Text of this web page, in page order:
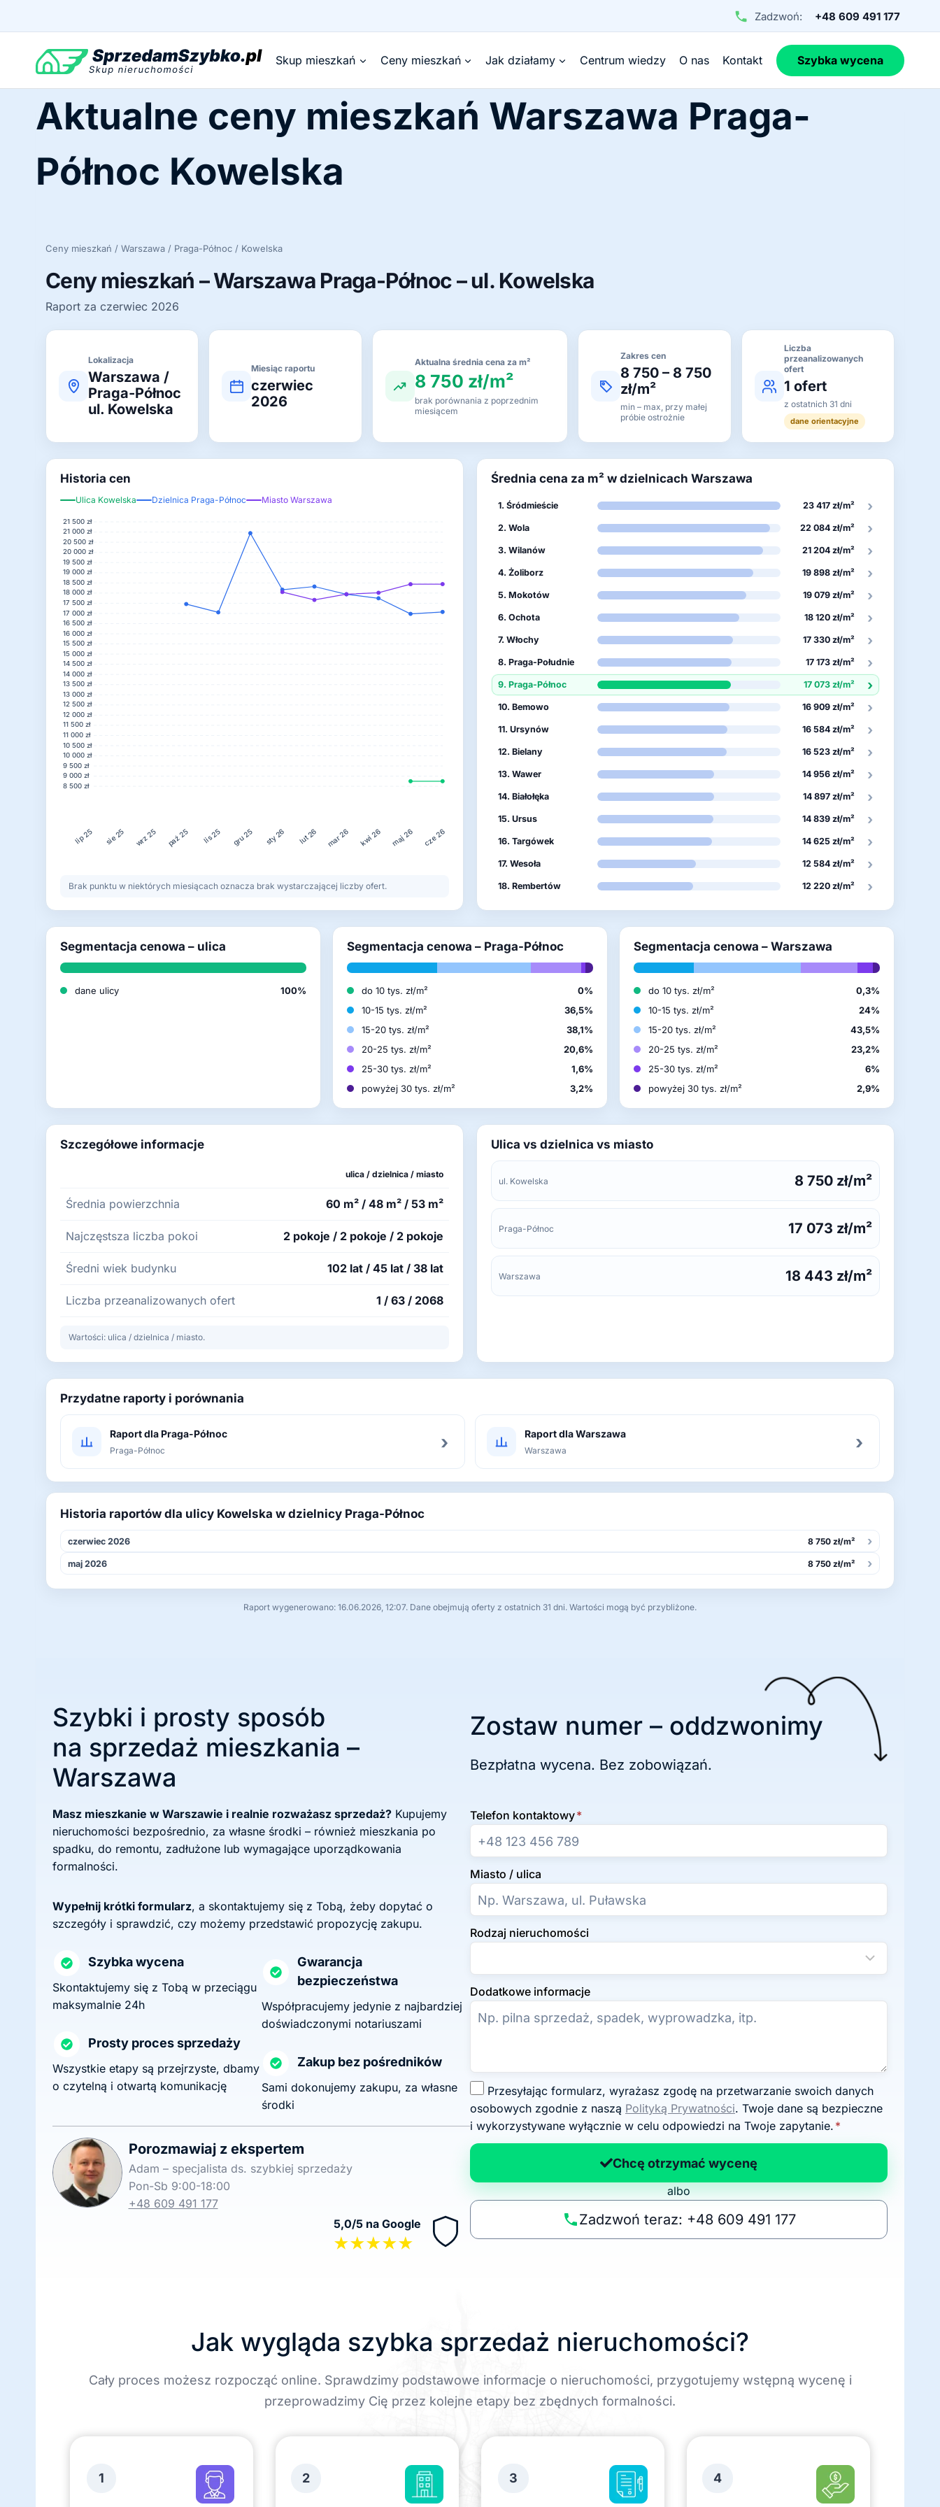
Zadzwoń: +48 609 491 177
Skup mieszkań Ceny mieszkań Jak działamy Centrum wiedzy O nas Kontakt Szybka wycena
Aktualne ceny mieszkań Warszawa Praga-
Północ Kowelska
Ceny mieszkań / Warszawa / Praga-Północ / Kowelska
Ceny mieszkań – Warszawa Praga-Północ – ul. Kowelska
Raport za czerwiec 2026
Lokalizacja
Warszawa /
Praga-Północ
ul. Kowelska
Miesiąc raportu
czerwiec
2026
Aktualna średnia cena za m²
8 750 zł/m²
brak porównania z poprzednim
miesiącem
Zakres cen
8 750 – 8 750
zł/m²
min – max, przy małej
próbie ostrożnie
Liczba
przeanalizowanych
ofert
1 ofert
z ostatnich 31 dni
dane orientacyjne
Historia cen
Ulica Kowelska Dzielnica Praga-Północ Miasto Warszawa
8 500 zł
9 000 zł
9 500 zł
10 000 zł
10 500 zł
11 000 zł
11 500 zł
12 000 zł
12 500 zł
13 000 zł
13 500 zł
14 000 zł
14 500 zł
15 000 zł
15 500 zł
16 000 zł
16 500 zł
17 000 zł
17 500 zł
18 000 zł
18 500 zł
19 000 zł
19 500 zł
20 000 zł
20 500 zł
21 000 zł
21 500 zł
lip 25 sie 25 wrz 25 paź 25 lis 25 gru 25 sty 26 lut 26 mar 26 kwi 26 maj 26 cze 26
Brak punktu w niektórych miesiącach oznacza brak wystarczającej liczby ofert.
Średnia cena za m² w dzielnicach Warszawa
1. Śródmieście 23 417 zł/m² ›
2. Wola 22 084 zł/m² ›
3. Wilanów 21 204 zł/m² ›
4. Żoliborz 19 898 zł/m² ›
5. Mokotów 19 079 zł/m² ›
6. Ochota 18 120 zł/m² ›
7. Włochy 17 330 zł/m² ›
8. Praga-Południe 17 173 zł/m² ›
9. Praga-Północ 17 073 zł/m² ›
10. Bemowo 16 909 zł/m² ›
11. Ursynów 16 584 zł/m² ›
12. Bielany 16 523 zł/m² ›
13. Wawer 14 956 zł/m² ›
14. Białołęka 14 897 zł/m² ›
15. Ursus 14 839 zł/m² ›
16. Targówek 14 625 zł/m² ›
17. Wesoła 12 584 zł/m² ›
18. Rembertów 12 220 zł/m² ›
Segmentacja cenowa – ulica
dane ulicy 100%
Segmentacja cenowa – Praga-Północ
do 10 tys. zł/m²
0%
10-15 tys. zł/m²
36,5%
15-20 tys. zł/m²
38,1%
20-25 tys. zł/m²
20,6%
25-30 tys. zł/m²
1,6%
powyżej 30 tys. zł/m²
3,2%
Segmentacja cenowa – Warszawa
do 10 tys. zł/m²
0,3%
10-15 tys. zł/m²
24%
15-20 tys. zł/m²
43,5%
20-25 tys. zł/m²
23,2%
25-30 tys. zł/m²
6%
powyżej 30 tys. zł/m²
2,9%
Szczegółowe informacje
ulica / dzielnica / miasto
Średnia powierzchnia 60 m² / 48 m² / 53 m²
Najczęstsza liczba pokoi 2 pokoje / 2 pokoje / 2 pokoje
Średni wiek budynku 102 lat / 45 lat / 38 lat
Liczba przeanalizowanych ofert 1 / 63 / 2068
Wartości: ulica / dzielnica / miasto.
Ulica vs dzielnica vs miasto
ul. Kowelska 8 750 zł/m²
Praga-Północ 17 073 zł/m²
Warszawa 18 443 zł/m²
Przydatne raporty i porównania
Raport dla Praga-Północ
Praga-Północ › Raport dla Warszawa
Warszawa ›
Historia raportów dla ulicy Kowelska w dzielnicy Praga-Północ
czerwiec 2026 8 750 zł/m² ›
maj 2026 8 750 zł/m² ›
Raport wygenerowano: 16.06.2026, 12:07. Dane obejmują oferty z ostatnich 31 dni. Wartości mogą być przybliżone.
Szybki i prosty sposób
na sprzedaż mieszkania –
Warszawa
Masz mieszkanie w Warszawie i realnie rozważasz sprzedaż? Kupujemy
nieruchomości bezpośrednio, za własne środki – również mieszkania po
spadku, do remontu, zadłużone lub wymagające uporządkowania
formalności.
Wypełnij krótki formularz, a skontaktujemy się z Tobą, żeby dopytać o
szczegóły i sprawdzić, czy możemy przedstawić propozycję zakupu.
Szybka wycena
Skontaktujemy się z Tobą w przeciągu
maksymalnie 24h
Prosty proces sprzedaży
Wszystkie etapy są przejrzyste, dbamy
o czytelną i otwartą komunikację
Gwarancja
bezpieczeństwa
Współpracujemy jedynie z najbardziej
doświadczonymi notariuszami
Zakup bez pośredników
Sami dokonujemy zakupu, za własne
środki
Porozmawiaj z ekspertem
Adam – specjalista ds. szybkiej sprzedaży
Pon-Sb 9:00-18:00
+48 609 491 177
5,0/5 na Google
★★★★★
Zostaw numer – oddzwonimy
Bezpłatna wycena. Bez zobowiązań.
Telefon kontaktowy*
Miasto / ulica
Rodzaj nieruchomości
Dodatkowe informacje
g
o
d
n
p
o
osobowych zgodnie z naszą Polityką Prywatności. Twoje dane są bezpieczne
i wykorzystywane wyłącznie w celu odpowiedzi na Twoje zapytanie. *
Chcę otrzymać wycenę
albo
Zadzwoń teraz: +48 609 491 177
Jak wygląda szybka sprzedaż nieruchomości?
Cały proces możesz rozpocząć online. Sprawdzimy podstawowe informacje o nieruchomości, przygotujemy wstępną wycenę i
przeprowadzimy Cię przez kolejne etapy bez zbędnych formalności.
1 2 3 4